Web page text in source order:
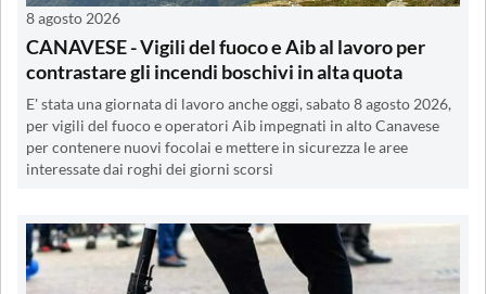
8 agosto 2026
CANAVESE - Vigili del fuoco e Aib al lavoro per
contrastare gli incendi boschivi in alta quota
E' stata una giornata di lavoro anche oggi, sabato 8 agosto 2026,
per vigili del fuoco e operatori Aib impegnati in alto Canavese
per contenere nuovi focolai e mettere in sicurezza le aree
interessate dai roghi dei giorni scorsi